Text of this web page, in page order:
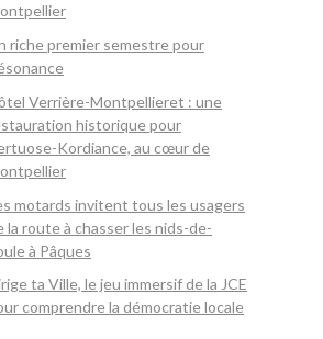
riche premier semestre pour
Verrière-Montpellieret : une
historique pour
Kordiance, au cœur de
motards invitent tous les usagers
la route à chasser les nids-de-
à Pâques
ta Ville, le jeu immersif de la JCE
comprendre la démocratie locale